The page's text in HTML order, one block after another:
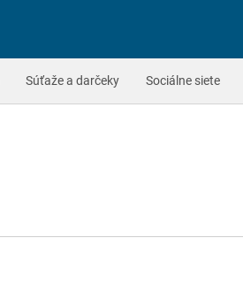
Súťaže a darčeky Sociálne siete